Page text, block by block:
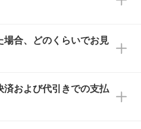
ォームにて『ゲストの
進みのうえ、ご依頼く
合、どのくらいでお見
送りしております。混
間をいただくこともご
および代引きでの支払